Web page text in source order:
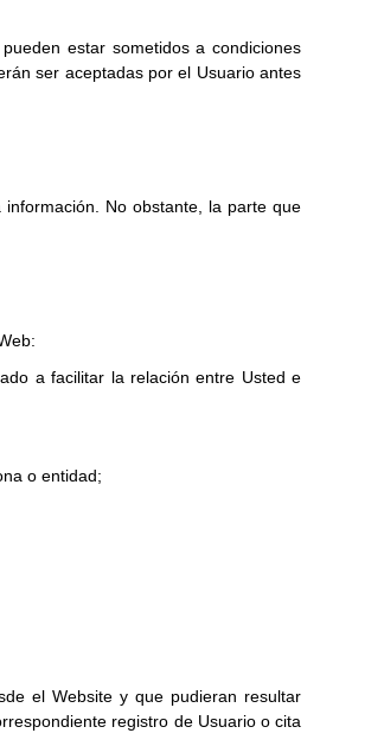
estar sometidos a condiciones
ser aceptadas por el Usuario antes
No obstante, la parte que
a facilitar la relación entre Usted e
o entidad;
el Website y que pudieran resultar
registro de Usuario o cita